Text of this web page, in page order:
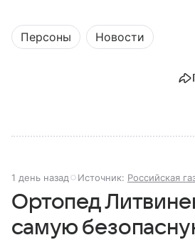
Персоны Новости
1 день назад Источник: Российская
Ортопед
самую